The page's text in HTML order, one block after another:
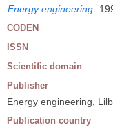
Energy engineering
CODEN
ISSN
Scientific domain
Publisher
Energy engineering,
Publication country